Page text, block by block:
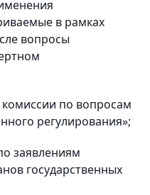
в рамках
вопросы
по вопросам
регулирования»;
заявлениям
государственных